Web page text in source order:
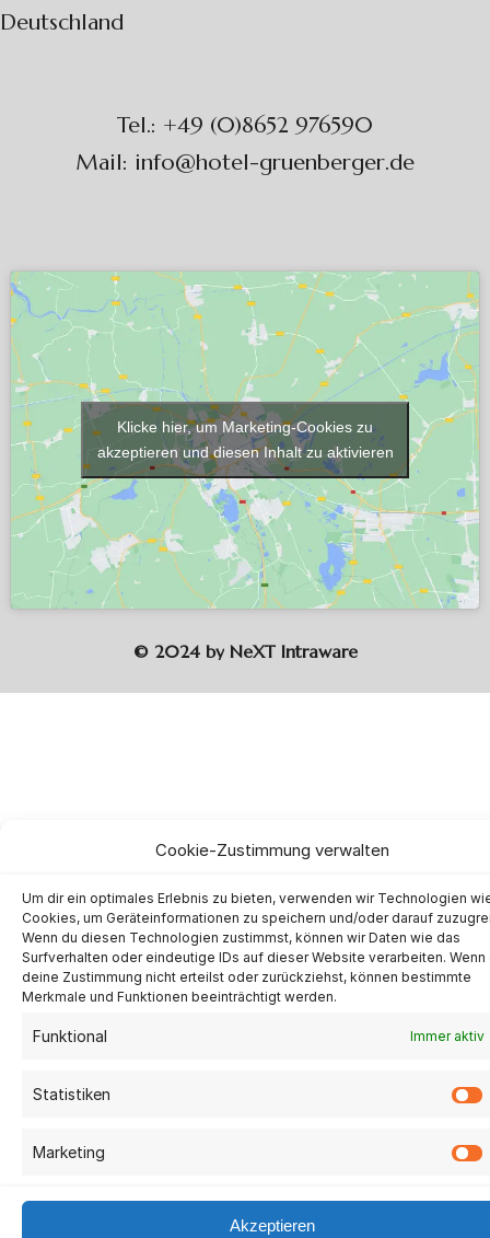
Cookie-Zustimmung verwalten
Um dir ein optimales Erlebnis zu bieten, verwenden wir Technologien
Cookies, um Geräteinformationen zu speichern und/oder darauf
Wenn du diesen Technologien zustimmst, können wir Daten wie das
Surfverhalten oder eindeutige IDs auf dieser Website verarbeiten. Wenn
deine Zustimmung nicht erteilst oder zurückziehst, können bestimmte
Merkmale und Funktionen beeinträchtigt werden.
Funktional Immer aktiv
Statistiken
Marketing
Akzeptieren
Deutschland
Tel.: +49 (0)8652 976590
Mail: info@hotel-gruenberger.de
Klicke hier, um Marketing-Cookies zu
akzeptieren und diesen Inhalt zu aktivieren
© 2024 by NeXT Intraware